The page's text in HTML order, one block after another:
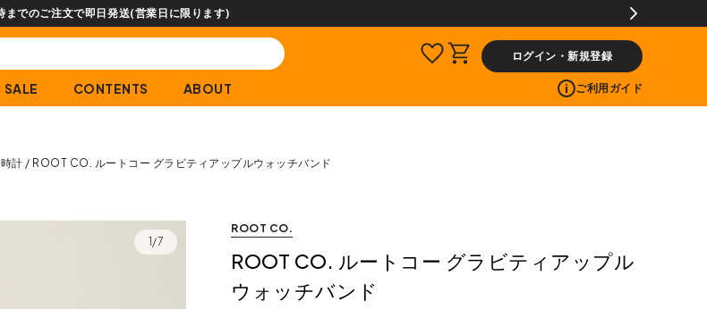
ログイン・新規登録
SALE CONTENTS ABOUT ご利用ガイド
時計 ROOT CO. ルートコー グラビティアップルウォッチバンド
1/7
ROOT CO.
ROOT CO. ルートコー グラビティアップル
ウォッチバンド